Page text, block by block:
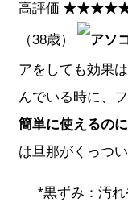
高評価
（38歳） アソ
アをしても効果
んでいる時に、
簡単に使えるの
は旦那がくっつ
*黒ずみ：汚